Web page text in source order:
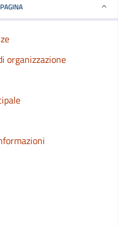
organizzazione